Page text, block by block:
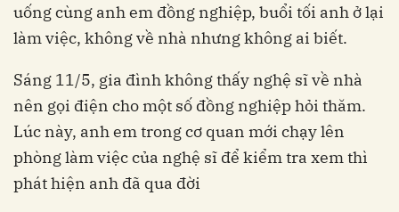
uống cùng anh em đồng nghiệp, buổi tối anh ở lại
làm việc, không về nhà nhưng không ai biết.
Sáng 11/5, gia đình không thấy nghệ sĩ về nhà
nên gọi điện cho một số đồng nghiệp hỏi thăm.
Lúc này, anh em trong cơ quan mới chạy lên
phòng làm việc của nghệ sĩ để kiểm tra xem thì
phát hiện anh đã qua đời